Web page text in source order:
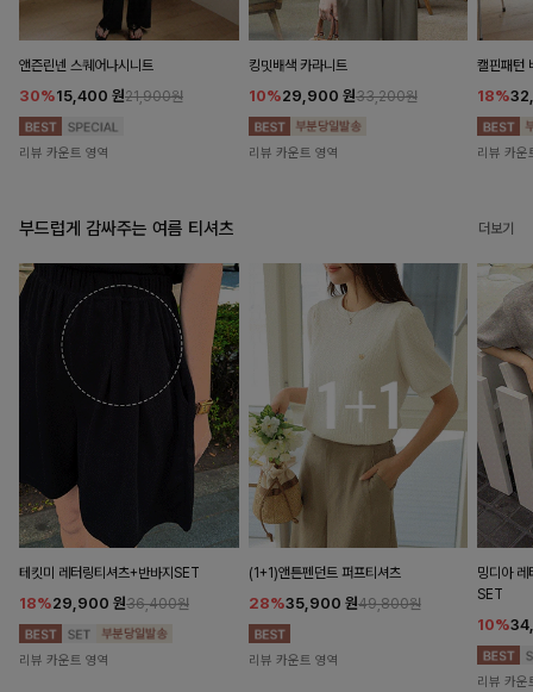
앤즌린넨 스퀘어나시니트
30%15,400 원21,900원
리뷰 카운트 영역
킹밋배색 카라니트
10%29,900 원33,200원
리뷰 카운트 영역
캘핀패턴
18%
리뷰 카운
부드럽게 감싸주는 여름 티셔츠 더보기
테킷미 레터링티셔츠+반바지SET
18%29,900 원36,400원
리뷰 카운트 영역
(1+1)앤튼펜던트 퍼프티셔츠
28%35,900 원49,800원
리뷰 카운트 영역
밍디아 레
SET
10%
리뷰 카운